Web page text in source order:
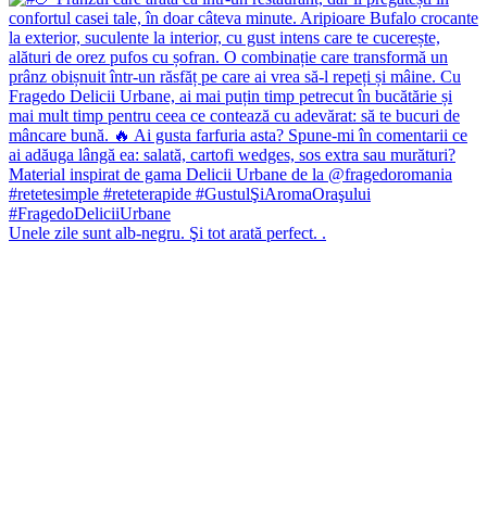
Unele zile sunt alb-negru. Şi tot arată perfect. .